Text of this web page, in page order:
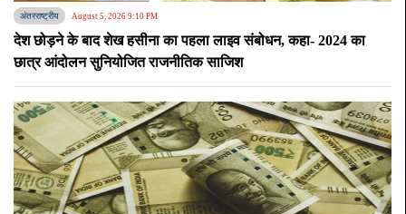
अंतरराष्ट्रीय August 5, 2026 9:10 PM
देश छोड़ने के बाद शेख हसीना का पहला लाइव संबोधन, कहा- 2024 का
छात्र आंदोलन सुन‍ियोज‍ित राजनीत‍िक साज‍िश